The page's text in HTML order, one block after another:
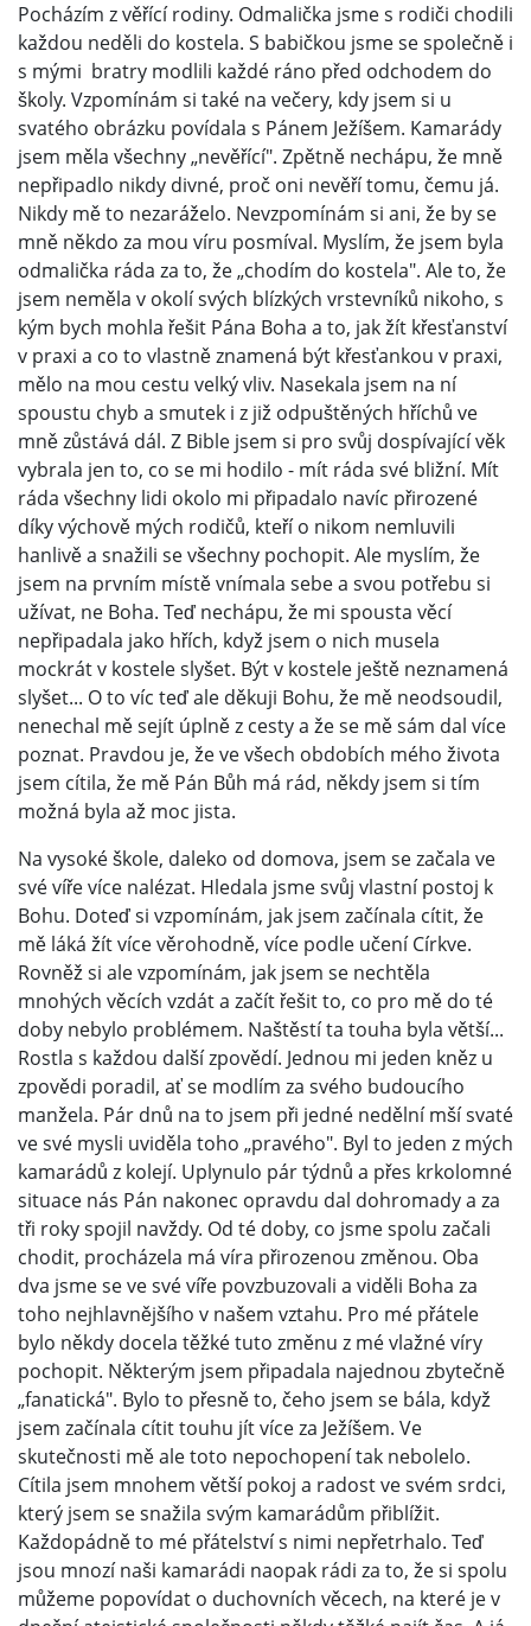
Pocházím z věřící rodiny. Odmalička jsme s rodiči chodili
každou neděli do kostela. S babičkou jsme se společně i
s mými bratry modlili každé ráno před odchodem do
školy. Vzpomínám si také na večery, kdy jsem si u
svatého obrázku povídala s Pánem Ježíšem. Kamarády
jsem měla všechny „nevěřící". Zpětně nechápu, že mně
nepřipadlo nikdy divné, proč oni nevěří tomu, čemu já.
Nikdy mě to nezaráželo. Nevzpomínám si ani, že by se
mně někdo za mou víru posmíval. Myslím, že jsem byla
odmalička ráda za to, že „chodím do kostela". Ale to, že
jsem neměla v okolí svých blízkých vrstevníků nikoho, s
kým bych mohla řešit Pána Boha a to, jak žít křesťanství
v praxi a co to vlastně znamená být křesťankou v praxi,
mělo na mou cestu velký vliv. Nasekala jsem na ní
spoustu chyb a smutek i z již odpuštěných hříchů ve
mně zůstává dál. Z Bible jsem si pro svůj dospívající věk
vybrala jen to, co se mi hodilo - mít ráda své bližní. Mít
ráda všechny lidi okolo mi připadalo navíc přirozené
díky výchově mých rodičů, kteří o nikom nemluvili
hanlivě a snažili se všechny pochopit. Ale myslím, že
jsem na prvním místě vnímala sebe a svou potřebu si
užívat, ne Boha. Teď nechápu, že mi spousta věcí
nepřipadala jako hřích, když jsem o nich musela
mockrát v kostele slyšet. Být v kostele ještě neznamená
slyšet... O to víc teď ale děkuji Bohu, že mě neodsoudil,
nenechal mě sejít úplně z cesty a že se mě sám dal více
poznat. Pravdou je, že ve všech obdobích mého života
jsem cítila, že mě Pán Bůh má rád, někdy jsem si tím
možná byla až moc jista.
Na vysoké škole, daleko od domova, jsem se začala ve
své víře více nalézat. Hledala jsme svůj vlastní postoj k
Bohu. Doteď si vzpomínám, jak jsem začínala cítit, že
mě láká žít více věrohodně, více podle učení Církve.
Rovněž si ale vzpomínám, jak jsem se nechtěla
mnohých věcích vzdát a začít řešit to, co pro mě do té
doby nebylo problémem. Naštěstí ta touha byla větší...
Rostla s každou další zpovědí. Jednou mi jeden kněz u
zpovědi poradil, ať se modlím za svého budoucího
manžela. Pár dnů na to jsem při jedné nedělní mší svaté
ve své mysli uviděla toho „pravého". Byl to jeden z mých
kamarádů z kolejí. Uplynulo pár týdnů a přes krkolomné
situace nás Pán nakonec opravdu dal dohromady a za
tři roky spojil navždy. Od té doby, co jsme spolu začali
chodit, procházela má víra přirozenou změnou. Oba
dva jsme se ve své víře povzbuzovali a viděli Boha za
toho nejhlavnějšího v našem vztahu. Pro mé přátele
bylo někdy docela těžké tuto změnu z mé vlažné víry
pochopit. Některým jsem připadala najednou zbytečně
„fanatická". Bylo to přesně to, čeho jsem se bála, když
jsem začínala cítit touhu jít více za Ježíšem. Ve
skutečnosti mě ale toto nepochopení tak nebolelo.
Cítila jsem mnohem větší pokoj a radost ve svém srdci,
který jsem se snažila svým kamarádům přiblížit.
Každopádně to mé přátelství s nimi nepřetrhalo. Teď
jsou mnozí naši kamarádi naopak rádi za to, že si spolu
můžeme popovídat o duchovních věcech, na které je v